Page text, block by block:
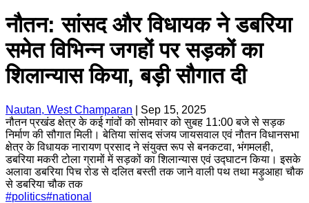
नौतन: सांसद और विधायक ने डबरिया
समेत विभिन्न जगहों पर सड़कों का
शिलान्यास किया, बड़ी सौगात दी
Nautan, West Champaran
Sep 15, 2025
नौतन प्रखंड क्षेत्र के कई गांवों को सोमवार को सुबह 11:00 बजे से सड़क
निर्माण की सौगात मिली। बेतिया सांसद संजय जायसवाल एवं नौतन विधानसभा
क्षेत्र के विधायक नारायण प्रसाद ने संयुक्त रूप से बनकटवा, भंगमलही,
डबरिया मकरी टोला ग्रामों में सड़कों का शिलान्यास एवं उद्घाटन किया। इसके
अलावा डबरिया पिच रोड से दलित बस्ती तक जाने वाली पथ तथा मड़ुआहा चौक
से डबरिया चौक तक
#politics#national